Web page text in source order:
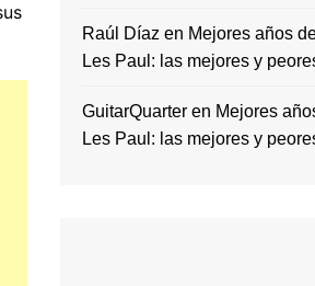
Raúl Díaz en Mejores años
Les Paul: las mejores y
GuitarQuarter en Mejores
Les Paul: las mejores y